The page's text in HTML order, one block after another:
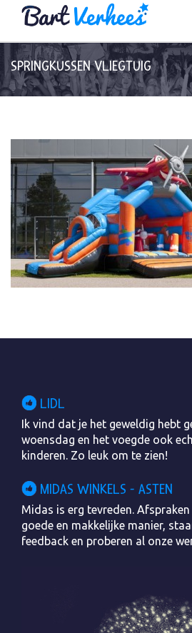
SPRINGKUSSEN VLIEGTUIG
LIDL
Ik vind dat je het geweldig hebt
woensdag en het voegde ook
kinderen. Zo leuk om te zien!
MIDAS WINKELS - ASTEN
Midas is erg tevreden.
goede en makkelijke manier,
feedback en proberen al onze